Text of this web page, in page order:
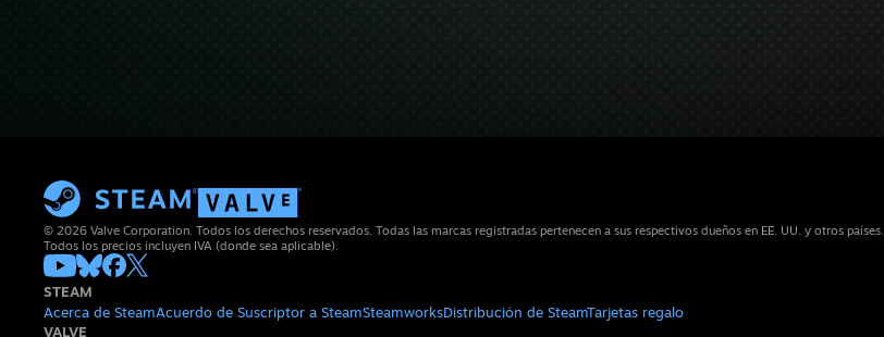
© 2026 Valve Corporation. Todos los derechos reservados. Todas las marcas registradas pertenecen a sus respectivos dueños en EE. UU. y otros países.
Todos los precios incluyen IVA (donde sea aplicable).
STEAM
Acerca de SteamAcuerdo de Suscriptor a SteamSteamworksDistribución de SteamTarjetas regalo
VALVE